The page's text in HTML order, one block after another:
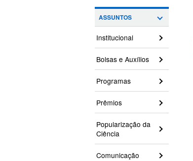
ASSUNTOS
Institucional
Bolsas e Auxílios
Programas
Prêmios
Popularização da
Ciência
Comunicação